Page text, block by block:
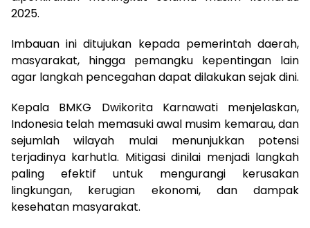
2025.
Imbauan ini ditujukan kepada pemerintah daerah,
masyarakat, hingga pemangku kepentingan lain
agar langkah pencegahan dapat dilakukan sejak dini.
Kepala BMKG Dwikorita Karnawati menjelaskan,
Indonesia telah memasuki awal musim kemarau, dan
sejumlah wilayah mulai menunjukkan potensi
terjadinya karhutla. Mitigasi dinilai menjadi langkah
paling efektif untuk mengurangi kerusakan
lingkungan, kerugian ekonomi, dan dampak
kesehatan masyarakat.